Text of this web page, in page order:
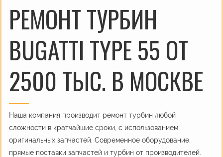
РЕМОНТ ТУРБИН
BUGATTI TYPE 55 ОТ
2500 ТЫС. В МОСКВЕ
Наша компания производит ремонт турбин любой
сложности в кратчайшие сроки, с использованием
оригинальных запчастей. Современное оборудование,
прямые поставки запчастей и турбин от производителей.